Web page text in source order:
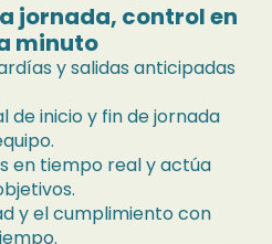
jornada, control en
minuto
y salidas anticipadas
de inicio y fin de jornada
en tiempo real y actúa
y el cumplimiento con